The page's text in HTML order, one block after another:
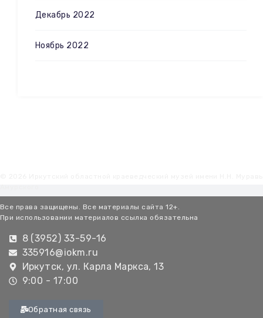
Декабрь 2022
Ноябрь 2022
Все права защищены. Все материалы сайта 12+.
При использовании материалов ссылка обязательна
8 (3952) 33-59-16
335916@iokm.ru
Иркутск, ул. Карла Маркса, 13
9:00 - 17:00
Обратная связь